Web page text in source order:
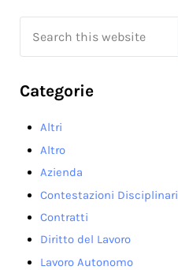
Categorie
Altri
Altro
Azienda
Contestazioni Disciplinari
Contratti
Diritto del Lavoro
Lavoro Autonomo